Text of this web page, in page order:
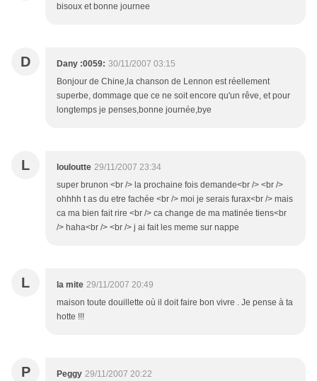
bisoux et bonne journee
D Dany :0059: 30/11/2007 03:15
Bonjour de Chine,la chanson de Lennon est réellement
superbe, dommage que ce ne soit encore qu'un rêve, et pour
longtemps je penses,bonne journée,bye
L louloutte 29/11/2007 23:34
super brunon <br /> la prochaine fois demande<br /> <br />
ohhhh t as du etre fachée <br /> moi je serais furax<br /> mais
ca ma bien fait rire <br /> ca change de ma matinée tiens<br
/> haha<br /> <br /> j ai fait les meme sur nappe
L la mite 29/11/2007 20:49
maison toute douillette où il doit faire bon vivre . Je pense à ta
hotte !!!
P Peggy 29/11/2007 20:22